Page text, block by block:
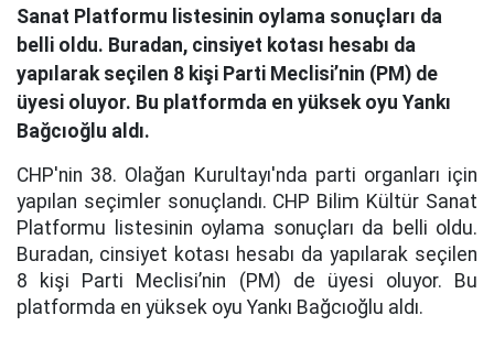
Sanat Platformu listesinin oylama sonuçları da
belli oldu. Buradan, cinsiyet kotası hesabı da
yapılarak seçilen 8 kişi Parti Meclisi’nin (PM) de
üyesi oluyor. Bu platformda en yüksek oyu Yankı
Bağcıoğlu aldı.
CHP'nin 38. Olağan Kurultayı'nda parti organları için
yapılan seçimler sonuçlandı. CHP Bilim Kültür Sanat
Platformu listesinin oylama sonuçları da belli oldu.
Buradan, cinsiyet kotası hesabı da yapılarak seçilen
8 kişi Parti Meclisi’nin (PM) de üyesi oluyor. Bu
platformda en yüksek oyu Yankı Bağcıoğlu aldı.